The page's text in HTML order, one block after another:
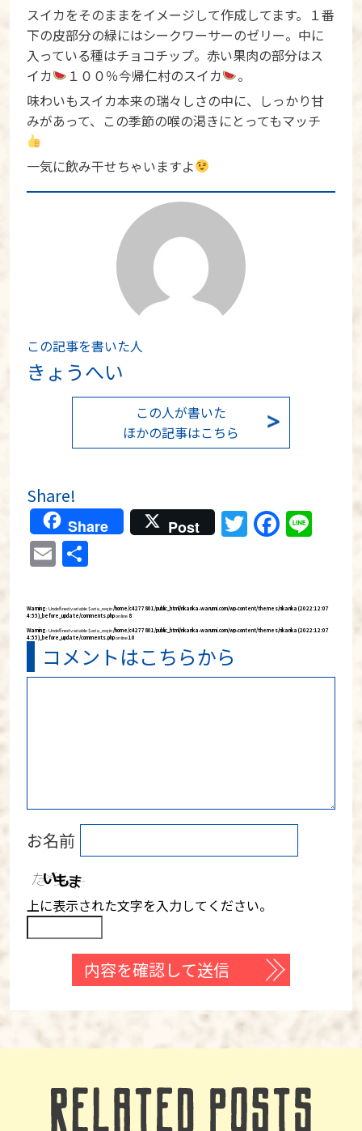
スイカをそのままをイメージして作成してます。１番
下の皮部分の緑にはシークワーサーのゼリー。中に
入っている種はチョコチップ。赤い果肉の部分はス
イカ
１００％今帰仁村のスイカ
。
味わいもスイカ本来の瑞々しさの中に、しっかり甘
みがあって、この季節の喉の渇きにとってもマッチ
一気に飲み干せちゃいますよ
この記事を書いた人
きょうへい
この人が書いた
ほかの記事はこちら
Share!
Share Post Twitter
Email
Warning: Undefined variable $aria_req in/home/c4277801/public_html/rikarika-warumi.com/wp-content/themes/rikarika (2022:12:07
4:55)_before_update/comments.phpon line 8
Warning: Undefined variable $aria_req in/home/c4277801/public_html/rikarika-warumi.com/wp-content/themes/rikarika (2022:12:07
4:55)_before_update/comments.phpon line10
コメントはこちらから
お名前
上に表示された文字を入力してください。